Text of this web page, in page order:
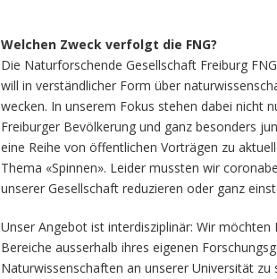
Welchen Zweck verfolgt die FNG?
Die Naturforschende Gesellschaft Freiburg
will in verständlicher Form über
wecken. In unserem Fokus stehen dabei nicht
Freiburger Bevölkerung und ganz besonders
eine Reihe von öffentlichen Vorträgen zu
Thema «Spinnen». Leider mussten wir
unserer Gesellschaft reduzieren oder ganz
Unser Angebot ist interdisziplinär: Wir
Bereiche ausserhalb ihres eigenen
Naturwissenschaften an unserer Universität